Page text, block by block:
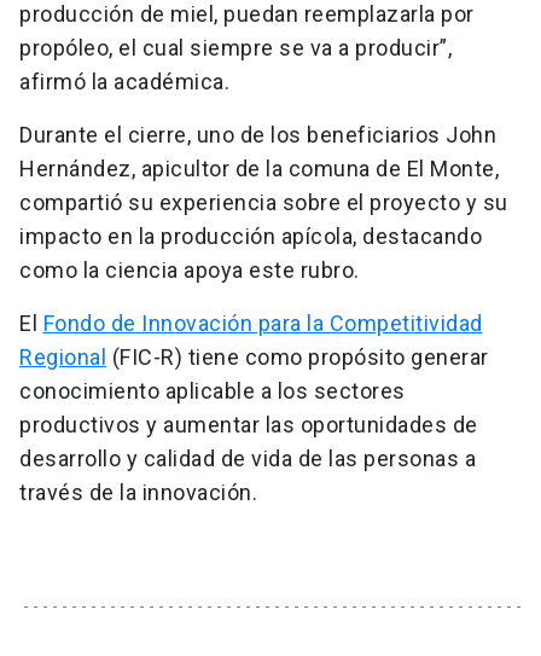
producción de miel, puedan reemplazarla por
propóleo, el cual siempre se va a producir”,
afirmó la académica.
Durante el cierre, uno de los beneficiarios John
Hernández, apicultor de la comuna de El Monte,
compartió su experiencia sobre el proyecto y su
impacto en la producción apícola, destacando
como la ciencia apoya este rubro.
El Fondo de Innovación para la Competitividad
Regional (FIC-R) tiene como propósito generar
conocimiento aplicable a los sectores
productivos y aumentar las oportunidades de
desarrollo y calidad de vida de las personas a
través de la innovación.